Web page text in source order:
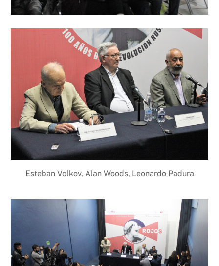
Esteban Volkov, Alan Woods, Leonardo Padura